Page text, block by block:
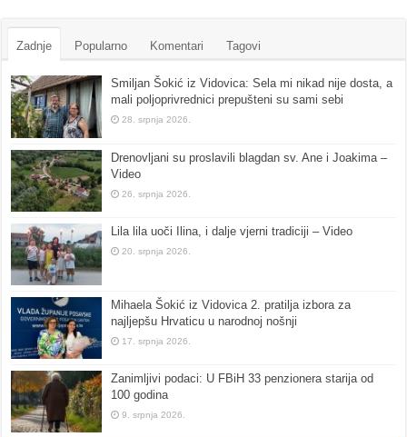
Zadnje Popularno Komentari Tagovi
Smiljan Šokić iz Vidovica: Sela mi nikad nije dosta, a
mali poljoprivrednici prepušteni su sami sebi
28. srpnja 2026.
Drenovljani su proslavili blagdan sv. Ane i Joakima –
Video
26. srpnja 2026.
Lila lila uoči Ilina, i dalje vjerni tradiciji – Video
20. srpnja 2026.
Mihaela Šokić iz Vidovica 2. pratilja izbora za
najljepšu Hrvaticu u narodnoj nošnji
17. srpnja 2026.
Zanimljivi podaci: U FBiH 33 penzionera starija od
100 godina
9. srpnja 2026.